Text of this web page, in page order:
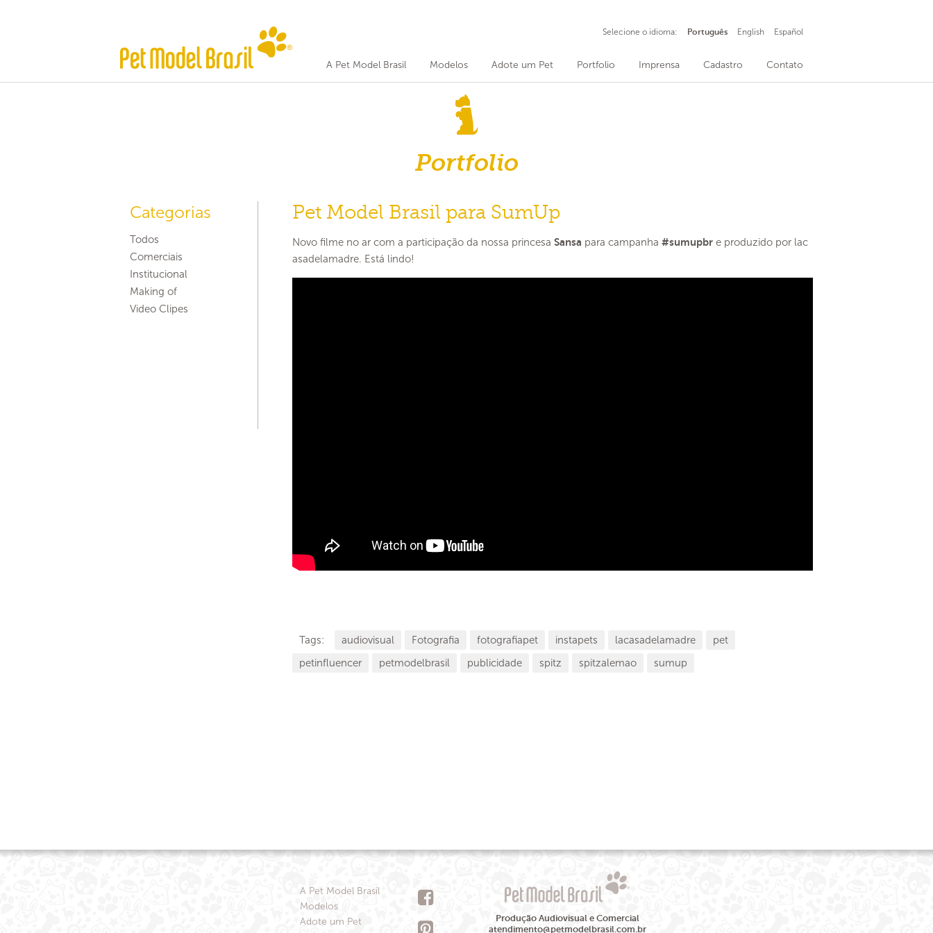
A Pet Model Brasil Modelos Adote um Pet Portfolio Imprensa Cadastro Contato
Selecione o idioma: Português English Español
Portfolio
Categorias
Todos
Comerciais
Institucional
Making of
Video Clipes
Pet Model Brasil para SumUp
Novo filme no ar com a participação da nossa princesa Sansa para campanha #sumupbr e produzido por lac
asadelamadre. Está lindo!
Tags: audiovisual Fotografia fotografiapet instapets lacasadelamadre
pet
petinfluencer
petmodelbrasil publicidade spitz spitzalemao sumup
A Pet Model Brasil
Modelos
Adote um Pet
Produção Audiovisual e Comercial
atendimento@petmodelbrasil.com.br